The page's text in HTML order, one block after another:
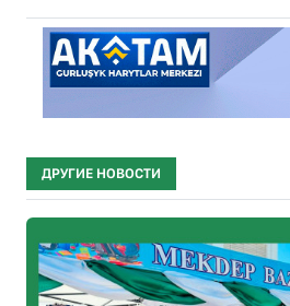
ДРУГИЕ НОВОСТИ